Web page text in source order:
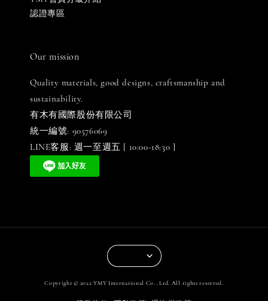
認證專區
Our mission
Quality materials, good designs, craftsmanship and
sustainability.
有木有國際股份有限公司
統一編號: 90576069
LINE客服: 週一至週五 [ 10:00-18:30 ]
Copyright © 2022 YMY International Co., Ltd. All rights reserved.